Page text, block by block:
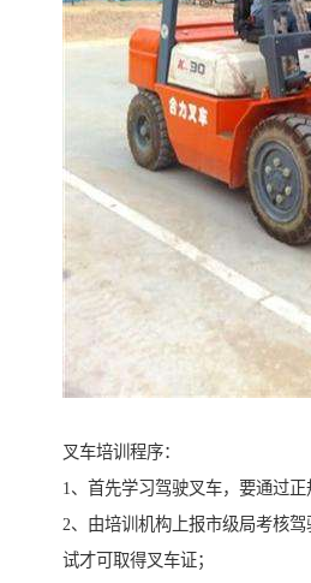
叉车培训程序：
1、首先学习驾驶叉车，要通过正
2、由培训机构上报市级局考核
试才可取得叉车证；